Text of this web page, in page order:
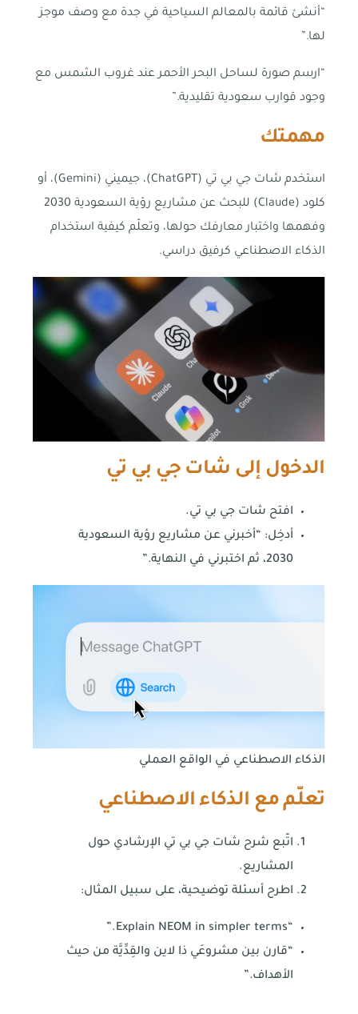
“أنشئ قائمة بالمعالم السياحية في جدة مع وصف موجز
لها.”
“ارسم صورة لساحل البحر الأحمر عند غروب الشمس مع
وجود قوارب سعودية تقليدية.”
مهمتك
استخدم شات جي بي تي (ChatGPT)، جيميني (Gemini)، أو
كلود (Claude) للبحث عن مشاريع رؤية السعودية 2030
وفهمها واختبار معارفك حولها، وتعلّم كيفية استخدام
الذكاء الاصطناعي كرفيق دراسي.
الدخول إلى شات جي بي تي
افتح شات جي بي تي.
أدخِل: “أخبرني عن مشاريع رؤية السعودية
2030، ثم اختبرني في النهاية.”
الذكاء الاصطناعي في الواقع العملي
تعلّم مع الذكاء الاصطناعي
اتّبع شرح شات جي بي تي الإرشادي حول
المشاريع.
اطرح أسئلة توضيحية، على سبيل المثال:
“Explain NEOM in simpler terms.”
“قارن بين مشروعَي ذا لاين والقِدِّيَّة من حيث
الأهداف.”